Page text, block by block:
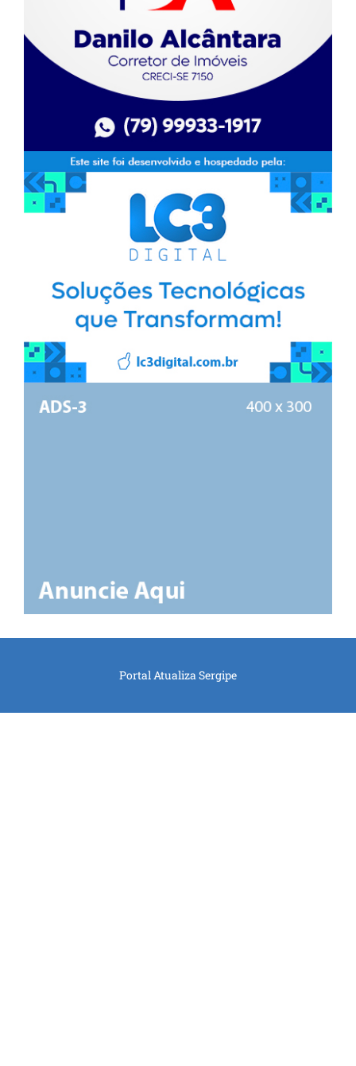
Portal Atualiza Sergipe